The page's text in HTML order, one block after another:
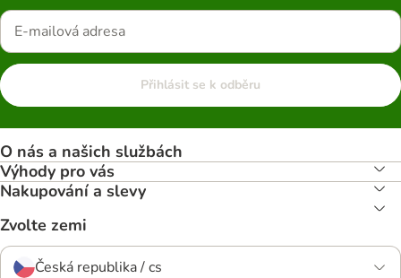
Přihlásit se k odběru
O nás a našich službách
Výhody pro vás
Nakupování a slevy
Zvolte zemi
Česká republika / cs